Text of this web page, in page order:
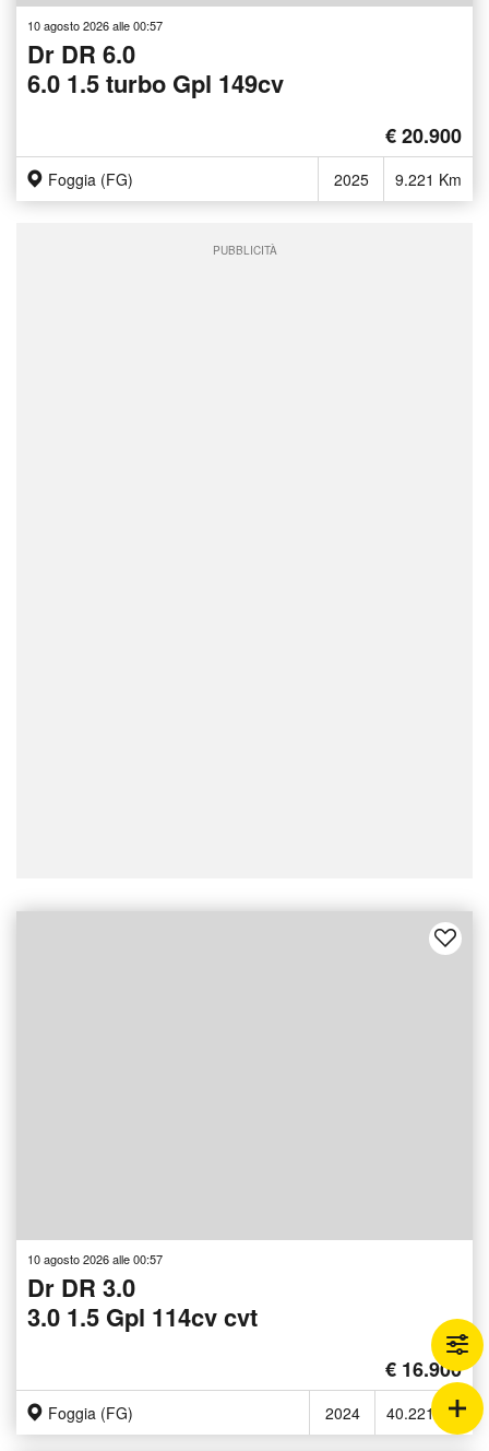
10 agosto 2026 alle 00:57
Dr DR 6.0
6.0 1.5 turbo Gpl 149cv
€ 20.900
Foggia (FG) 2025 9.221 Km
PUBBLICITÀ
10 agosto 2026 alle 00:57
Dr DR 3.0
3.0 1.5 Gpl 114cv cvt
€ 16.900
Foggia (FG) 2024 40.221 Km